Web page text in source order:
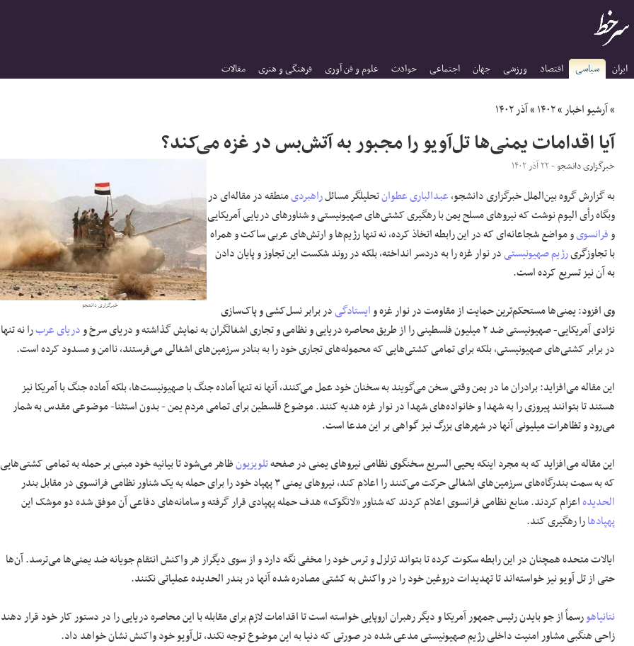
ایران سیاسی اقتصاد ورزشی جهان اجتماعی حوادث علوم و فن آوری فرهنگی و هنری مقالات
»آرشیو اخبار»۱۴۰۲»آذر ۱۴۰۲
آیا اقدامات یمنی‌ها تل‌آویو را مجبور به آتش‌بس در غزه می‌کند؟
خبرگزاری دانشجو
خبرگزاری دانشجو- ۲۲ آذر ۱۴۰۲
به گزارش گروه بین‌الملل خبرگزاری دانشجو،عبدالباری عطوانتحلیلگر مسائلراهبردیمنطقه در مقاله‌ای در
وبگاه رأی الیوم نوشت که نیروهای مسلح یمن با رهگیری کشتی‌های صهیونیستی و شناورهای دریایی آمریکایی
وفرانسویو مواضع شجاعانه‌ای که در این رابطه اتخاذ کرده، نه تنها رژیم‌ها و ارتش‌های عربی ساکت و همراه
با تجاوزگریرژیم صهیونیستیدر نوار غزه را به دردسر انداخته، بلکه در روند شکست این تجاوز و پایان دادن
به آن نیز تسریع کرده است.
وی افزود: یمنی‌ها مستحکم‌ترین حمایت از مقاومت در نوار غزه وایستادگیدر برابر نسل‌کشی و پاک‌سازی
نژادی آمریکایی- صهیونیستی ضد ۲ میلیون فلسطینی را از طریق محاصره دریایی و نظامی و تجاری اشغالگران به نمایش گذاشته و دریای سرخ و
دریای عربرا نه تنها
در برابر کشتی‌های صهیونیستی، بلکه برای تمامی کشتی‌هایی که محموله‌های تجاری خود را به بنادر سرزمین‌های اشغالی می‌فرستند، ناامن و مسدود کرده است.
این مقاله می‌افزاید: برادران ما در یمن وقتی سخن می‌گویند به سخنان خود عمل می‌کنند، آنها نه تنها آماده جنگ با صهیونیست‌ها، بلکه آماده جنگ با آمریکا نیز
هستند تا بتوانند پیروزی را به شهدا و خانواده‌های شهدا در نوار غزه هدیه کنند. موضوع فلسطین برای تمامی مردم یمن - بدون استثنا- موضوعی مقدس به شمار
می‌رود و تظاهرات میلیونی آنها در شهرهای بزرگ نیز گواهی بر این مدعا است.
این مقاله می‌افزاید که به مجرد اینکه یحیی السریع سخنگوی نظامی نیروهای یمنی در صفحهتلویزیونظاهر می‌شود تا بیانیه خود مبنی بر حمله به تمامی کشتی‌هایی
که به سمت بندرگاه‌های سرزمین‌های اشغالی حرکت می‌کنند را اعلام کند، نیروهای یمنی ۳ پهپاد خود را برای حمله به یک شناور نظامی فرانسوی در مقابل بندر
الحدیدهاعزام کردند. منابع نظامی فرانسوی اعلام کردند که شناور «لانگوک» هدف حمله پهپادی قرار گرفته و سامانه‌های دفاعی آن موفق شده دو موشک این
پهپادهارا رهگیری کند.
ایالات متحده همچنان در این رابطه سکوت کرده تا بتواند تزلزل و ترس خود را مخفی نگه دارد و از سوی دیگراز هر واکنش انتقام جویانه ضد یمنی‌ها می‌ترسد. آن‌ها
حتی از تل آویو نیز خواسته‌اند تا تهدیدات دروغین خود را در واکنش به کشتی مصادره شده آنها در بندر الحدیده عملیاتی نکنند.
نتانیاهورسماً از جو بایدن رئیس جمهور آمریکا و دیگر رهبران اروپایی خواسته است تا اقدامات لازم برای مقابله با این محاصره دریایی را در دستور کار خود قرار
زاحی هنگبی مشاور امنیت داخلی رژیم صهیونیستی مدعی شده در صورتی که دنیا به این موضوع توجه نکند، تل‌آویو خود واکنش نشان خواهد داد.